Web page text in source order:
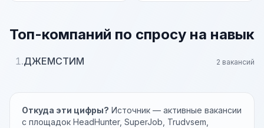
Топ-компаний по спросу на навык
1.ДЖЕМСТИМ 2 вакансий
Откуда эти цифры? Источник — активные вакансии
с площадок HeadHunter, SuperJob, Trudvsem,